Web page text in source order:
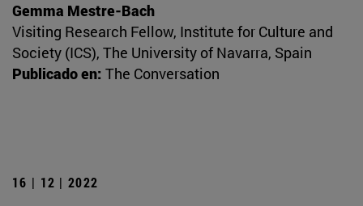
Gemma Mestre-Bach
Visiting Research Fellow, Institute for Culture and
Society (ICS), The University of Navarra, Spain
Publicado en: The Conversation
16 | 12 | 2022